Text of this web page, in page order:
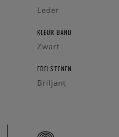
Leder
KLEUR BAND
Zwart
EDELSTENEN
Briljant